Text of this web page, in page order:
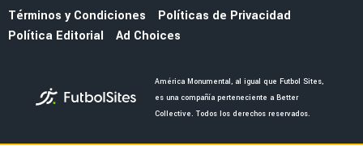
Términos y Condiciones
Políticas de Privacidad
Política Editorial
Ad Choices
América Monumental, al igual que Futbol Sites,
es una compañía perteneciente a Better
Collective. Todos los derechos reservados.